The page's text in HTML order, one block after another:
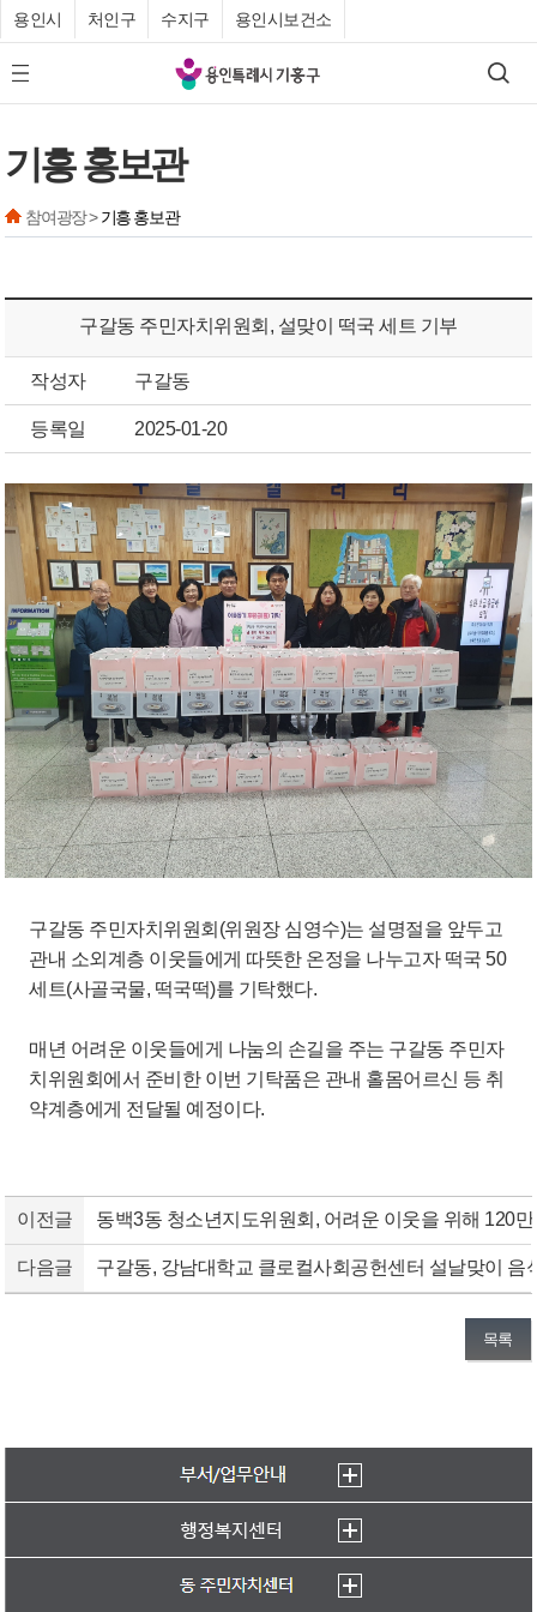
용인시 처인구 수지구 용인시보건소
모바일 메뉴 버튼
기
흥
청
검색
기흥 홍보관
참여광장 >기흥 홍보관
구갈동 주민자치위원회, 설맞이 떡국 세트 기부
작성자 구갈동
등록일 2025-01-20
구갈동 주민자치위원회(위원장 심영수)는 설명절을 앞두고
관내 소외계층 이웃들에게 따뜻한 온정을 나누고자 떡국 50
세트(사골국물, 떡국떡)를 기탁했다.
매년 어려운 이웃들에게 나눔의 손길을 주는 구갈동 주민자
치위원회에서 준비한 이번 기탁품은 관내 홀몸어르신 등 취
약계층에게 전달될 예정이다.
이전글 동백3동 청소년지도위원회, 어려운 이웃을 위해 120
다음글 구갈동, 강남대학교 클로컬사회공헌센터 설날맞이 음
목록